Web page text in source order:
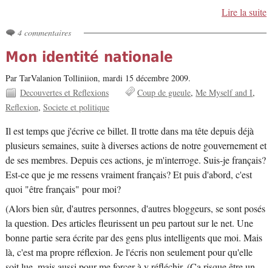
Lire la suite
4 commentaires
Mon identité nationale
Par TarValanion Tolliniion, mardi 15 décembre 2009.
Decouvertes et Reflexions
Coup de gueule Me Myself and I
Reflexion Societe et politique
Il est temps que j'écrive ce billet. Il trotte dans ma tête depuis déjà
plusieurs semaines, suite à diverses actions de notre gouvernement et
de ses membres. Depuis ces actions, je m'interroge. Suis-je français?
Est-ce que je me ressens vraiment français? Et puis d'abord, c'est
quoi "être français" pour moi?
(Alors bien sûr, d'autres personnes, d'autres bloggeurs, se sont posés
la question. Des articles fleurissent un peu partout sur le net. Une
bonne partie sera écrite par des gens plus intelligents que moi. Mais
là, c'est ma propre réflexion. Je l'écris non seulement pour qu'elle